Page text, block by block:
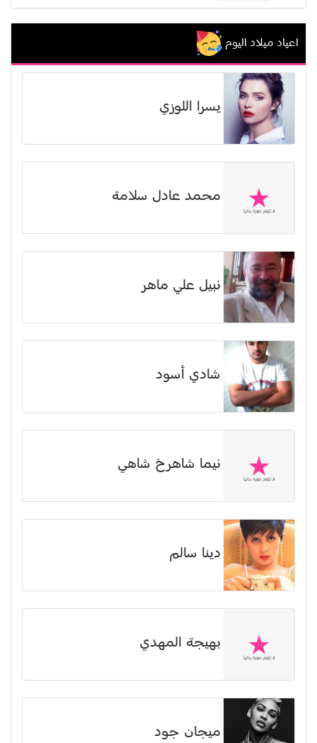
اعياد ميلاد اليوم
يسرا اللوزي
محمد عادل سلامة
نبيل علي ماهر
شادي أسود
نیما شاهرخ شاهي
دينا سالم
بهيجة المهدي
ميجان جود